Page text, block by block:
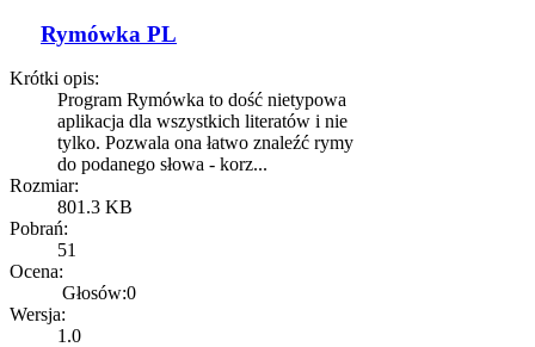
Rymówka PL
Krótki opis:
Program Rymówka to dość nietypowa
aplikacja dla wszystkich literatów i nie
tylko. Pozwala ona łatwo znaleźć rymy
do podanego słowa - korz...
Rozmiar:
801.3 KB
Pobrań:
51
Ocena:
Głosów:0
Wersja:
1.0